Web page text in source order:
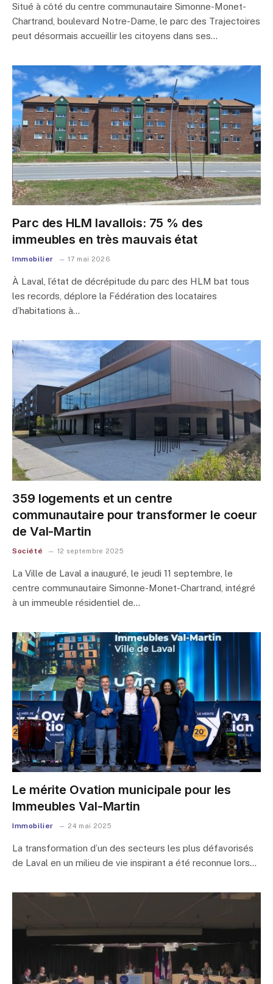
Situé à côté du centre communautaire Simonne-Monet-
Chartrand, boulevard Notre-Dame, le parc des Trajectoires
peut désormais accueillir les citoyens dans ses…
Parc des HLM lavallois: 75 % des
immeubles en très mauvais état
Immobilier 17 mai 2026
À Laval, l’état de décrépitude du parc des HLM bat tous
les records, déplore la Fédération des locataires
d’habitations à…
359 logements et un centre
communautaire pour transformer le coeur
de Val-Martin
Société 12 septembre 2025
La Ville de Laval a inauguré, le jeudi 11 septembre, le
centre communautaire Simonne-Monet-Chartrand, intégré
à un immeuble résidentiel de…
Le mérite Ovation municipale pour les
Immeubles Val-Martin
Immobilier 24 mai 2025
La transformation d’un des secteurs les plus défavorisés
de Laval en un milieu de vie inspirant a été reconnue lors…